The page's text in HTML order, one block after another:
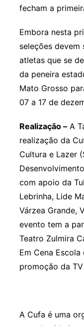
fecham a
Embora nesta
seleções devem
atletas que se
da peneira
Mato Grosso
07 a 17 de
Realização –A
realização da
Cultura e Lazer
com apoio da
Lebrinha, Lide
Várzea Grande,
evento tem a
Teatro Zulmira
Em Cena
promoção da
A Cufa é uma